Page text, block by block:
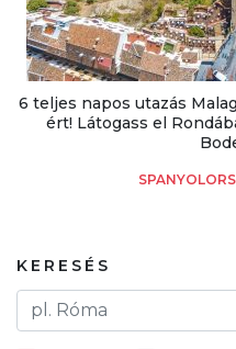
6 teljes napos utazás
ért! Látogass el
KERESÉS